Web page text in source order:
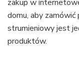
zakup w
domu, aby
strumieniowy jest
produktów.